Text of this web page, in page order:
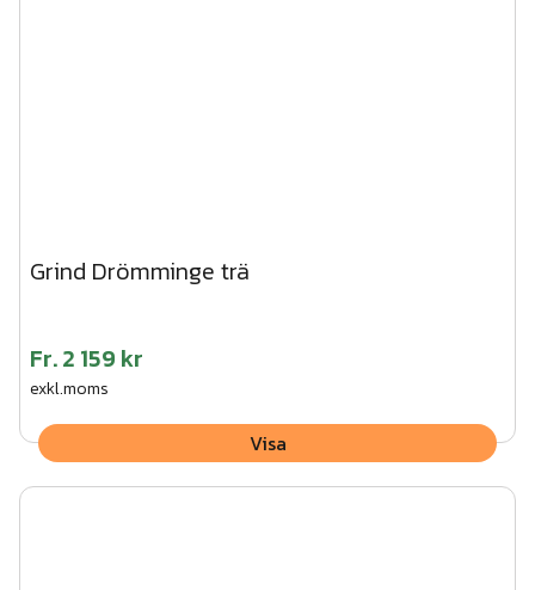
Grind Drömminge trä
Fr.2 159 kr
exkl.moms
Visa